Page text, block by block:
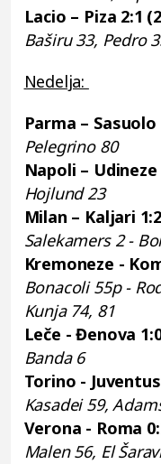
Lacio – Piza 2:1
Baširu 33, Pedro
Nedelja:
Parma – Sasuolo
Pelegrino 80
Napoli – Udineze
Hojlund 23
Milan – Kaljari
Salekamers 2 -
Kremoneze -
Bonacoli 55p -
Kunja 74, 81
Leče - Đenova
Banda 6
Torino -
Kasadei 59,
Verona - Roma
Malen 56, El